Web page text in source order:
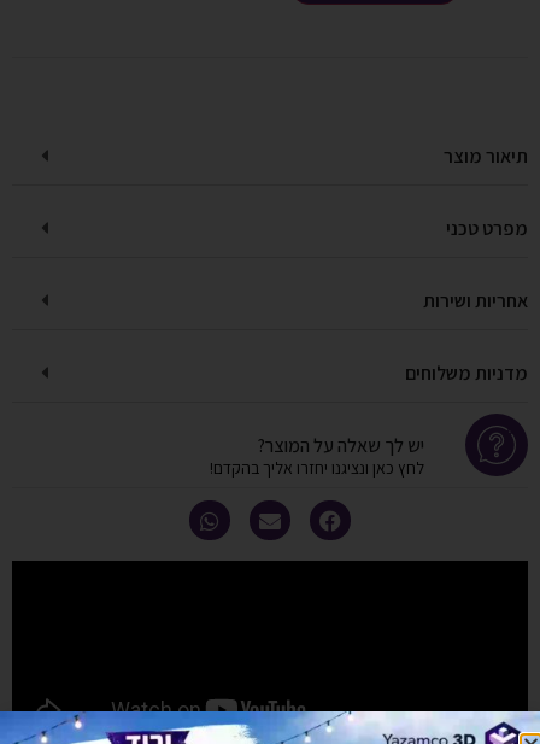
תיאור מוצר
מפרט טכני
אחריות ושירות
מדניות משלוחים
יש לך שאלה על המוצר?
לחץ כאן ונציגנו יחזרו אליך בהקדם!